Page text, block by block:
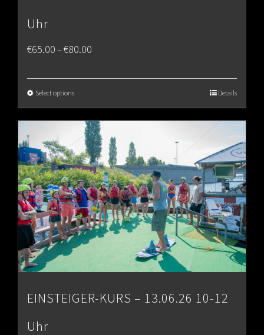
Uhr
€65.00–€80.00
€80.00
Select options Details
EINSTEIGER-KURS – 13.06.26 10-12
Uhr